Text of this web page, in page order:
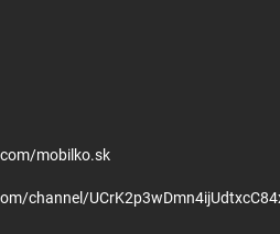
mobilko.sk
channel/